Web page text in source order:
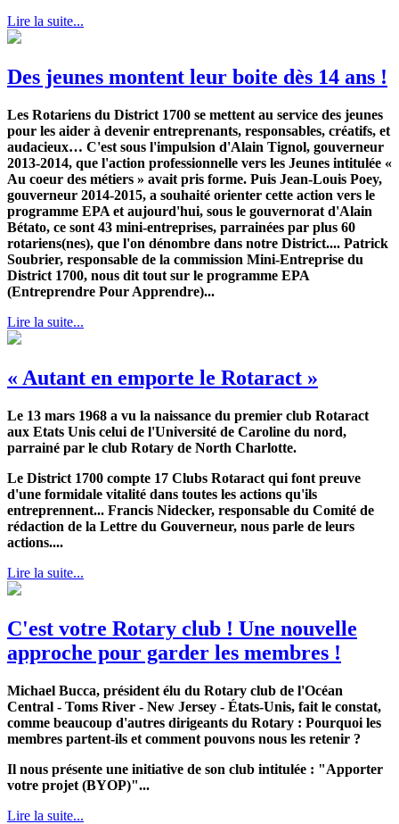
Lire la suite...
Des jeunes montent leur boite dès 14 ans !
Les Rotariens du District 1700 se mettent au service des jeunes
pour les aider à devenir entreprenants, responsables, créatifs, et
audacieux… C'est sous l'impulsion d'Alain Tignol, gouverneur
2013-2014, que l'action professionnelle vers les Jeunes intitulée «
Au coeur des métiers » avait pris forme. Puis Jean-Louis Poey,
gouverneur 2014-2015, a souhaité orienter cette action vers le
programme EPA et aujourd'hui, sous le gouvernorat d'Alain
Bétato, ce sont 43 mini-entreprises, parrainées par plus 60
rotariens(nes), que l'on dénombre dans notre District.... Patrick
Soubrier, responsable de la commission Mini-Entreprise du
District 1700, nous dit tout sur le programme EPA
(Entreprendre Pour Apprendre)...
Lire la suite...
« Autant en emporte le Rotaract »
Le 13 mars 1968 a vu la naissance du premier club Rotaract
aux Etats Unis celui de l'Université de Caroline du nord,
parrainé par le club Rotary de North Charlotte.
Le District 1700 compte 17 Clubs Rotaract qui font preuve
d'une formidale vitalité dans toutes les actions qu'ils
entreprennent... Francis Nidecker, responsable du Comité de
rédaction de la Lettre du Gouverneur, nous parle de leurs
actions....
Lire la suite...
C'est votre Rotary club ! Une nouvelle
approche pour garder les membres !
Michael Bucca, président élu du Rotary club de l'Océan
Central - Toms River - New Jersey - États-Unis, fait le constat,
comme beaucoup d'autres dirigeants du Rotary : Pourquoi les
membres partent-ils et comment pouvons nous les retenir ?
Il nous présente une initiative de son club intitulée : "Apporter
votre projet (BYOP)"...
Lire la suite...